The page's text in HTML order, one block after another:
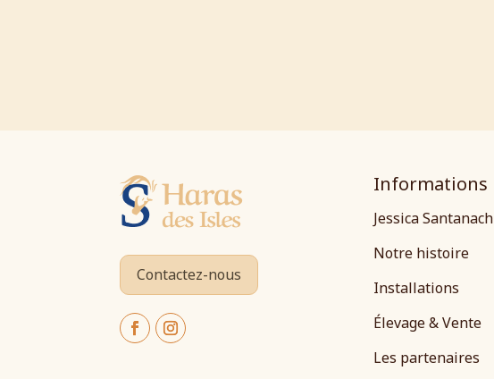
Contactez-nous
Informations
Jessica Santanach
Notre histoire
Installations
Élevage & Vente
Les partenaires